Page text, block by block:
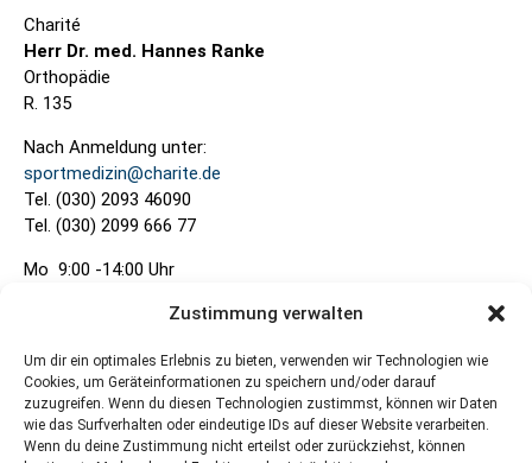
Zustimmung verwalten
Um dir ein optimales Erlebnis zu bieten, verwenden wir Technologien wie
Cookies, um Geräteinformationen zu speichern und/oder darauf
zuzugreifen. Wenn du diesen Technologien zustimmst, können wir Daten
wie das Surfverhalten oder eindeutige IDs auf dieser Website verarbeiten.
Wenn du deine Zustimmung nicht erteilst oder zurückziehst, können
Charité
Herr Dr. med. Hannes Ranke
Orthopädie
R. 135
Nach Anmeldung unter:
sportmedizin@charite.de
Tel. (030) 2093 46090
Tel. (030) 2099 666 77
Mo 9:00 -14:00 Uhr